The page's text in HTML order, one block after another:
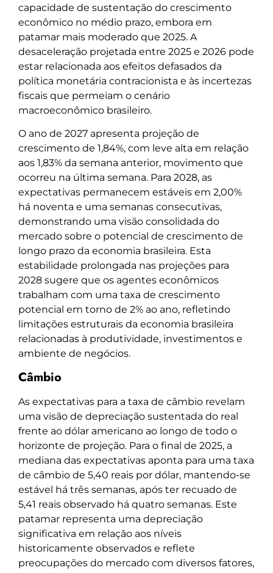
capacidade de sustentação do crescimento
econômico no médio prazo, embora em
patamar mais moderado que 2025. A
desaceleração projetada entre 2025 e 2026 pode
estar relacionada aos efeitos defasados da
política monetária contracionista e às incertezas
fiscais que permeiam o cenário
macroeconômico brasileiro.
O ano de 2027 apresenta projeção de
crescimento de 1,84%, com leve alta em relação
aos 1,83% da semana anterior, movimento que
ocorreu na última semana. Para 2028, as
expectativas permanecem estáveis em 2,00%
há noventa e uma semanas consecutivas,
demonstrando uma visão consolidada do
mercado sobre o potencial de crescimento de
longo prazo da economia brasileira. Esta
estabilidade prolongada nas projeções para
2028 sugere que os agentes econômicos
trabalham com uma taxa de crescimento
potencial em torno de 2% ao ano, refletindo
limitações estruturais da economia brasileira
relacionadas à produtividade, investimentos e
ambiente de negócios.
Câmbio
As expectativas para a taxa de câmbio revelam
uma visão de depreciação sustentada do real
frente ao dólar americano ao longo de todo o
horizonte de projeção. Para o final de 2025, a
mediana das expectativas aponta para uma taxa
de câmbio de 5,40 reais por dólar, mantendo-se
estável há três semanas, após ter recuado de
5,41 reais observado há quatro semanas. Este
patamar representa uma depreciação
significativa em relação aos níveis
historicamente observados e reflete
preocupações do mercado com diversos fatores,